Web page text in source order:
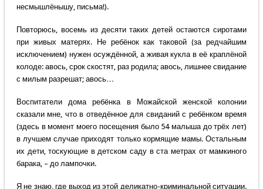
несмышлёнышу, письма!).
Повторюсь, восемь из десяти таких детей остаются сиротами
при живых матерях. Не ребёнок как таковой (за редчайшим
исключением) нужен осуждённой, а живая кукла в её краплёной
колоде: авось, срок скостят, раз родила; авось, лишнее свидание
с милым разрешат; авось…
Воспитатели дома ребёнка в Можайской женской колонии
сказали мне, что в отведённое для свиданий с ребёнком время
(здесь в момент моего посещения было 54 малыша до трёх лет)
в лучшем случае приходят только кормящие мамы. Остальным
их дети, тоскующие в детском саду в ста метрах от мамкиного
барака, – до лампочки.
Я не знаю, где выход из этой деликатно-криминальной ситуации.